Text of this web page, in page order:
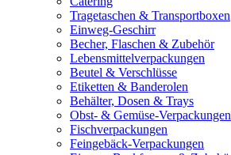
Tragetaschen & Transportboxen
Einweg-Geschirr
Becher, Flaschen & Zubehör
Lebensmittelverpackungen
Beutel & Verschlüsse
Etiketten & Banderolen
Behälter, Dosen & Trays
Obst- & Gemüse-Verpackungen
Fischverpackungen
Feingebäck-Verpackungen